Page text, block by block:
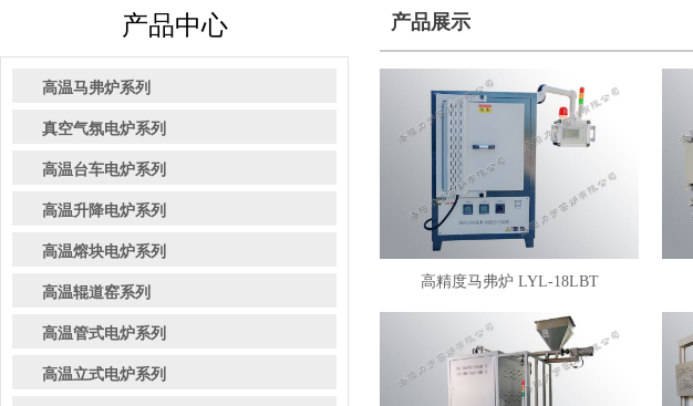
产品中心
高温马弗炉系列
真空气氛电炉系列
高温台车电炉系列
高温升降电炉系列
高温熔块电炉系列
高温辊道窑系列
高温管式电炉系列
高温立式电炉系列
产品展示
高精度马弗炉 LYL-18LBT